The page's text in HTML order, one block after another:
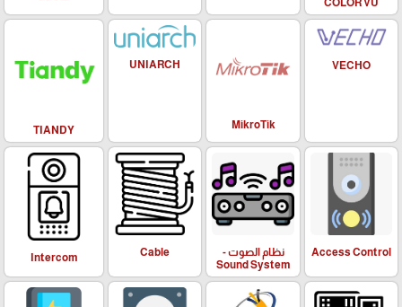
COLOR VU
VECHO
MikroTik
UNIARCH
TIANDY
Access Control
نظام الصوت -
Sound System
Cable
Intercom